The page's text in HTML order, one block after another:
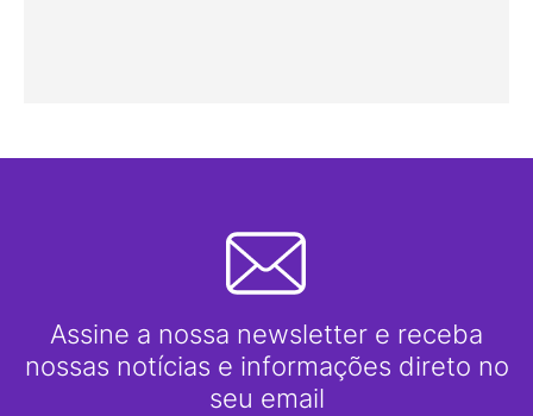
Assine a nossa newsletter e receba
nossas notícias e informações direto no
seu email